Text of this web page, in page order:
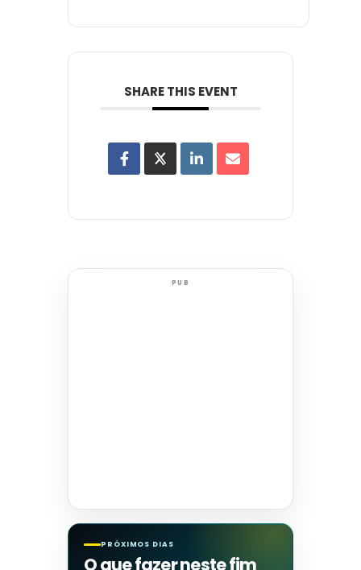
SHARE THIS EVENT
PUB
PRÓXIMOS DIAS
O que fazer neste fim